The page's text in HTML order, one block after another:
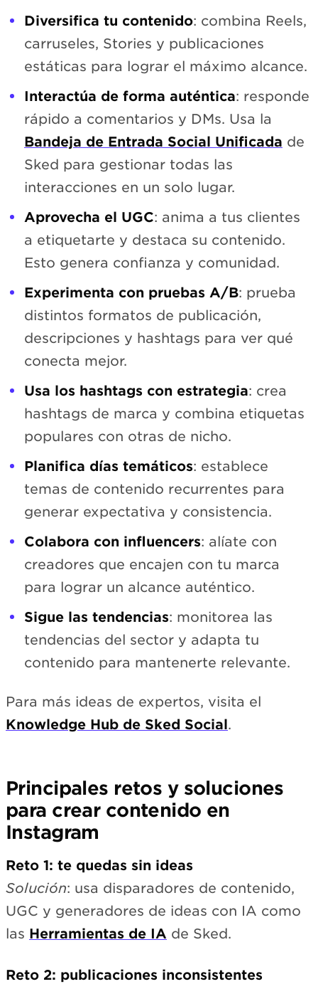
Diversifica tu contenido: combina Reels,
carruseles, Stories y publicaciones
estáticas para lograr el máximo alcance.
Interactúa de forma auténtica: responde
rápido a comentarios y DMs. Usa la
Bandeja de Entrada Social Unificada de
Sked para gestionar todas las
interacciones en un solo lugar.
Aprovecha el UGC: anima a tus clientes
a etiquetarte y destaca su contenido.
Esto genera confianza y comunidad.
Experimenta con pruebas A/B: prueba
distintos formatos de publicación,
descripciones y hashtags para ver qué
conecta mejor.
Usa los hashtags con estrategia: crea
hashtags de marca y combina etiquetas
populares con otras de nicho.
Planifica días temáticos: establece
temas de contenido recurrentes para
generar expectativa y consistencia.
Colabora con influencers: alíate con
creadores que encajen con tu marca
para lograr un alcance auténtico.
Sigue las tendencias: monitorea las
tendencias del sector y adapta tu
contenido para mantenerte relevante.
Para más ideas de expertos, visita el
Knowledge Hub de Sked Social.
Principales retos y soluciones
para crear contenido en
Instagram
Reto 1: te quedas sin ideas
Solución: usa disparadores de contenido,
UGC y generadores de ideas con IA como
las Herramientas de IA de Sked.
Reto 2: publicaciones inconsistentes